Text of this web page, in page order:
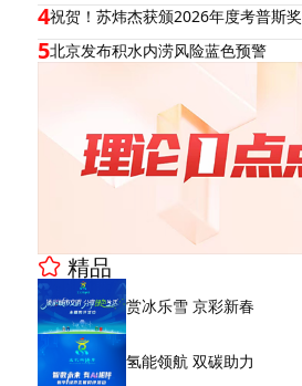
4祝贺！苏炜杰获颁2026年度考普斯奖
5北京发布积水内涝风险蓝色预警
精品
赏冰乐雪 京彩新春
氢能领航 双碳助力